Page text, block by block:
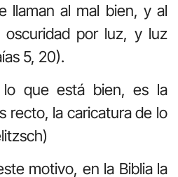
llaman al mal bien, y al
por luz, y luz
5, 20).
lo que está bien, es la
recto, la caricatura de lo
motivo, en la Biblia la